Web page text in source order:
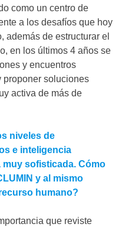
como un centro de
a los desafíos que hoy
además de estructurar el
en los últimos 4 años se
y encuentros
proponer soluciones
activa de más de
niveles de
e inteligencia
sofisticada. Cómo
y al mismo
humano?
que reviste